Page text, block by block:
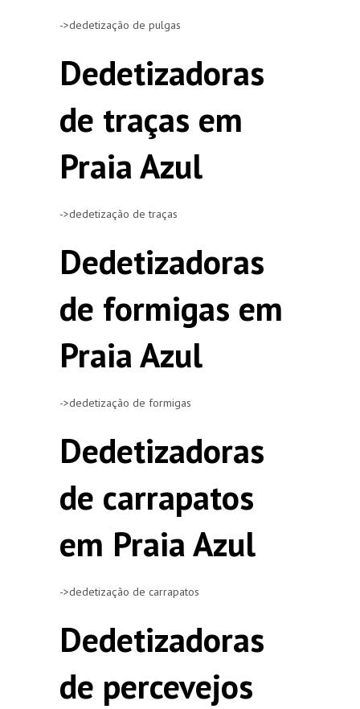
->dedetização de pulgas
Dedetizadoras
de traças em
Praia Azul
->dedetização de traças
Dedetizadoras
de formigas em
Praia Azul
->dedetização de formigas
Dedetizadoras
de carrapatos
em Praia Azul
->dedetização de carrapatos
Dedetizadoras
de percevejos